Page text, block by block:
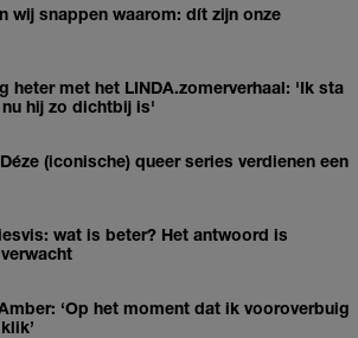
wij snappen waarom: dít zijn onze
heter met het LINDA.zomerverhaal: 'Ik sta
hij zo dichtbij is'
(iconische) queer series verdienen een
wat is beter? Het antwoord is
‘Op het moment dat ik vooroverbuig